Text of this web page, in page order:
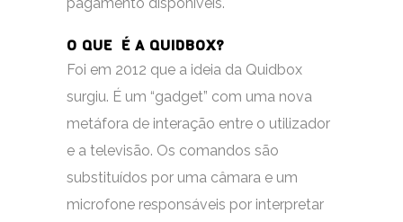
O QUE É A QUIDBOX?
Foi em 2012 que a ideia da Quidbox
surgiu. É um “gadget” com uma nova
metáfora de interação entre o utilizador
e a televisão. Os comandos são
substituídos por uma câmara e um
microfone responsáveis por interpretar